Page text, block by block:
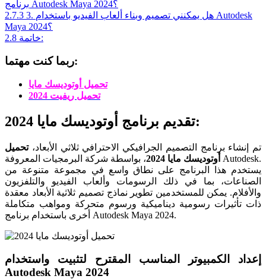
برنامج Autodesk Maya 2024؟
2.7.3 3. هل يمكنني تصميم وبناء ألعاب الفيديو باستخدام Autodesk
Maya 2024؟
2.8
خاتمة:
ربما كنت مهتما:
تحميل أوتوديسك مايا
تحميل ريفيت 2024
تقديم برنامج أوتوديسك مايا 2024:
تم إنشاء برنامج التصميم الجرافيكي الاحترافي ثلاثي الأبعاد،تحميل
أوتوديسك مايا 2024
، بواسطة شركة البرمجيات المعروفة Autodesk.
يستخدم هذا البرنامج على نطاق واسع في مجموعة متنوعة من
الصناعات، بما في ذلك الرسومات وألعاب الفيديو والتلفزيون
والأفلام. يمكن للمستخدمين تطوير نماذج تصميم ثلاثية الأبعاد معقدة
ذات تأثيرات رسومية ديناميكية ورسوم متحركة ومواهب متكاملة
أخرى باستخدام برنامج Autodesk Maya 2024.
إعداد الكمبيوتر المناسب المقترح لتثبيت واستخدام
Autodesk Maya 2024